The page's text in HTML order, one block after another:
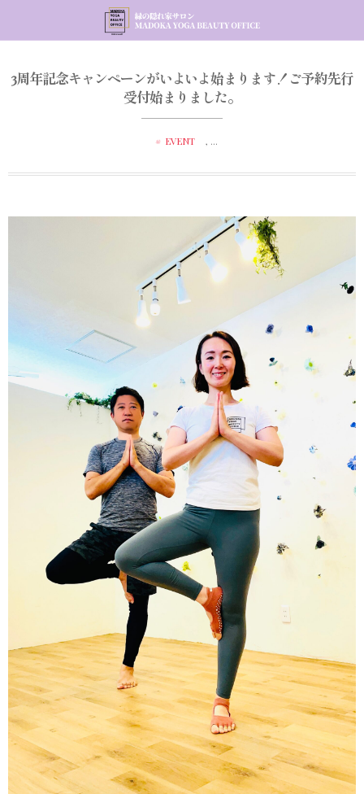
3周年記念キャンペーンがいよいよ始まります！ご予約先行
受付始まりました。
EVENT , …